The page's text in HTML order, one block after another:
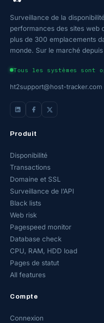
Surveillance de la
performances des sites web
plus de 300 emplacements
monde. Sur le marché
Tous les systèmes sont
ht2support@host-tracker.com
Produit
Disponibilité
Transactions
Domaine et SSL
Surveillance de l’API
Black lists
Web risk
Pagespeed monitor
Database check
CPU, RAM, HDD load
Pages de statut
All features
Compte
Connexion